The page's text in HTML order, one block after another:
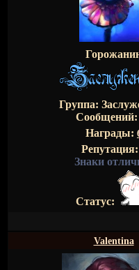
Группа:
Сообщений:
Награды:
Репутация:
Знаки
Статус:
Valentina